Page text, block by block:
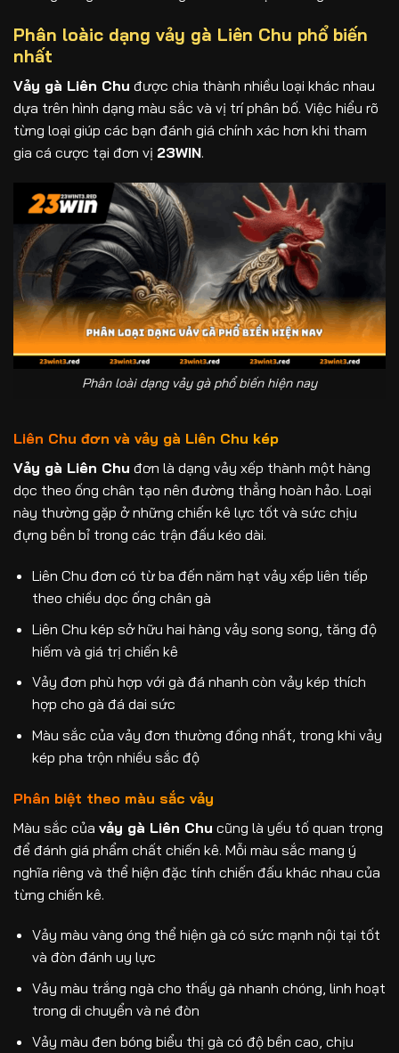
Phân loàic dạng vảy gà Liên Chu phổ biến
nhất
Vảy gà Liên Chu được chia thành nhiều loại khác nhau
dựa trên hình dạng màu sắc và vị trí phân bố. Việc hiểu rõ
từng loại giúp các bạn đánh giá chính xác hơn khi tham
gia cá cược tại đơn vị 23WIN.
Phân loài dạng vảy gà phổ biến hiện nay
Liên Chu đơn và vảy gà Liên Chu kép
Vảy gà Liên Chu đơn là dạng vảy xếp thành một hàng
dọc theo ống chân tạo nên đường thẳng hoàn hảo. Loại
này thường gặp ở những chiến kê lực tốt và sức chịu
đựng bền bỉ trong các trận đấu kéo dài.
Liên Chu đơn có từ ba đến năm hạt vảy xếp liên tiếp
theo chiều dọc ống chân gà
Liên Chu kép sở hữu hai hàng vảy song song, tăng độ
hiếm và giá trị chiến kê
Vảy đơn phù hợp với gà đá nhanh còn vảy kép thích
hợp cho gà đá dai sức
Màu sắc của vảy đơn thường đồng nhất, trong khi vảy
kép pha trộn nhiều sắc độ
Phân biệt theo màu sắc vảy
Màu sắc của vảy gà Liên Chu cũng là yếu tố quan trọng
để đánh giá phẩm chất chiến kê. Mỗi màu sắc mang ý
nghĩa riêng và thể hiện đặc tính chiến đấu khác nhau của
từng chiến kê.
Vảy màu vàng óng thể hiện gà có sức mạnh nội tại tốt
và đòn đánh uy lực
Vảy màu trắng ngà cho thấy gà nhanh chóng, linh hoạt
trong di chuyển và né đòn
Vảy màu đen bóng biểu thị gà có độ bền cao, chịu